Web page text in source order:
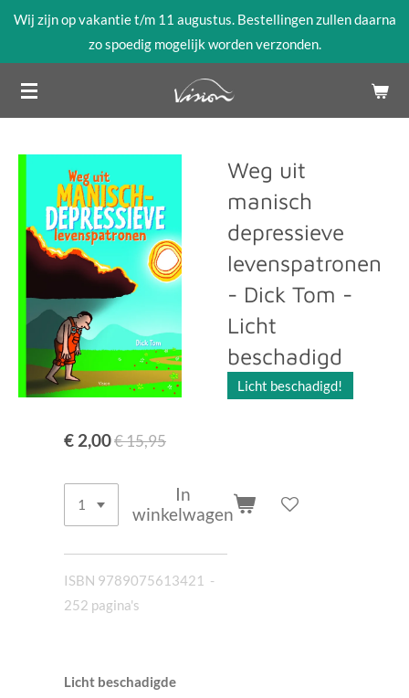
Ga
de
hoofdinhoud
Wij zijn op vakantie t/m 11 augustus. Bestellingen zullen daarna
zo spoedig mogelijk worden verzonden.
Weg uit
manisch
depressieve
levenspatronen
- Dick Tom -
Licht
beschadigd
Licht beschadigd!
€ 2,00€ 15,95
In
winkelwagen
ISBN 9789075613421 -
252 pagina's
Licht beschadigde